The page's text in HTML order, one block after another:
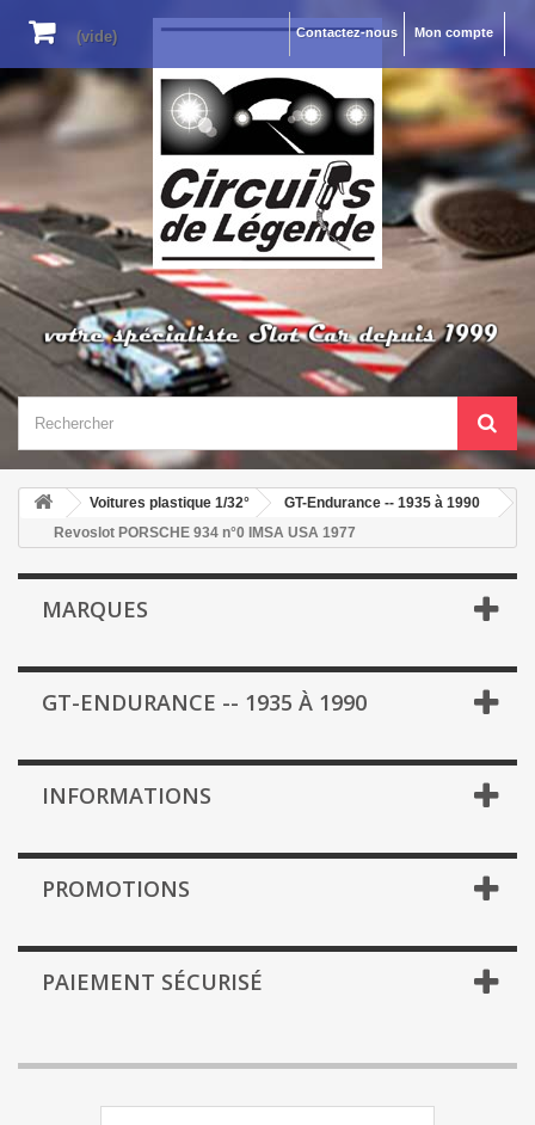
Mon compte
Contactez-nous
(vide)
Voitures plastique 1/32°
GT-Endurance -- 1935 à 1990
Revoslot PORSCHE 934 n°0 IMSA USA 1977
MARQUES
GT-ENDURANCE -- 1935 À 1990
INFORMATIONS
PROMOTIONS
PAIEMENT SÉCURISÉ